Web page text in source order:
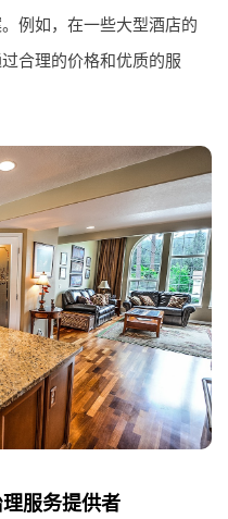
例如，在一些大型酒店的
合理的价格和优质的服
服务提供者